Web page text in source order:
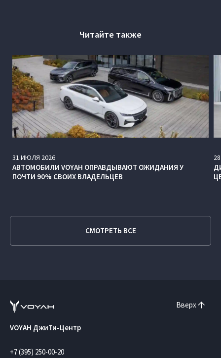
Читайте также
31 ИЮЛЯ 2026
АВТОМОБИЛИ VOYAH ОПРАВДЫВАЮТ ОЖИДАНИЯ У
ПОЧТИ 90% СВОИХ ВЛАДЕЛЬЦЕВ
28
СМОТРЕТЬ ВСЕ
Вверх
VOYAH ДжиТи-Центр
+7 (395) 250-00-20